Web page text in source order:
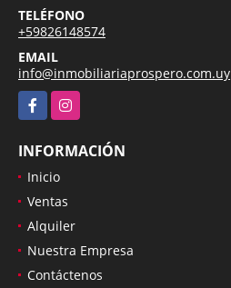
TELÉFONO
+59826148574
EMAIL
info@inmobiliariaprospero.com.uy
FacebookInstagram
INFORMACIÓN
Inicio
Ventas
Alquiler
Nuestra Empresa
Contáctenos